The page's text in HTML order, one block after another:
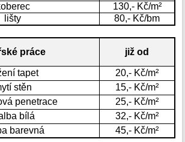
130,- Kč/m²
lišty
80,- Kč/bm
práce již od
tapet
20,- Kč/m²
stěn
15,- Kč/m²
penetrace
25,- Kč/m²
bílá
32,- Kč/m²
barevná
45,- Kč/m²